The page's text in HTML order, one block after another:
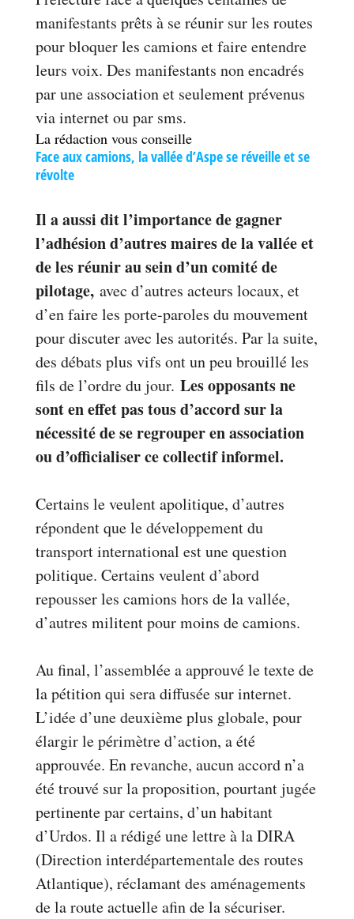
manifestants prêts à se réunir sur les routes
pour bloquer les camions et faire entendre
leurs voix. Des manifestants non encadrés
par une association et seulement prévenus
via internet ou par sms.
La rédaction vous conseille
Face aux camions, la vallée d’Aspe se réveille et se
révolte
Il a aussi dit l’importance de gagner
l’adhésion d’autres maires de la vallée et
de les réunir au sein d’un comité de
pilotage,avec d’autres acteurs locaux, et
d’en faire les porte-paroles du mouvement
pour discuter avec les autorités. Par la suite,
des débats plus vifs ont un peu brouillé les
fils de l’ordre du jour. Les opposants ne
sont en effet pas tous d’accord sur la
nécessité de se regrouper en association
ou d’officialiser ce collectif informel.
Certains le veulent apolitique, d’autres
répondent que le développement du
transport international est une question
politique. Certains veulent d’abord
repousser les camions hors de la vallée,
d’autres militent pour moins de camions.
Au final, l’assemblée a approuvé le texte de
la pétition qui sera diffusée sur internet.
L’idée d’une deuxième plus globale, pour
élargir le périmètre d’action, a été
approuvée. En revanche, aucun accord n’a
été trouvé sur la proposition, pourtant jugée
pertinente par certains, d’un habitant
d’Urdos. Il a rédigé une lettre à la DIRA
(Direction interdépartementale des routes
Atlantique), réclamant des aménagements
de la route actuelle afin de la sécuriser.